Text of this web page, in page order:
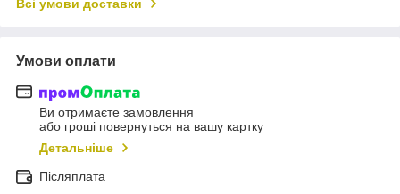
Всі умови доставки
Умови оплати
Ви отримаєте замовлення
або гроші повернуться на вашу картку
Детальніше
Післяплата